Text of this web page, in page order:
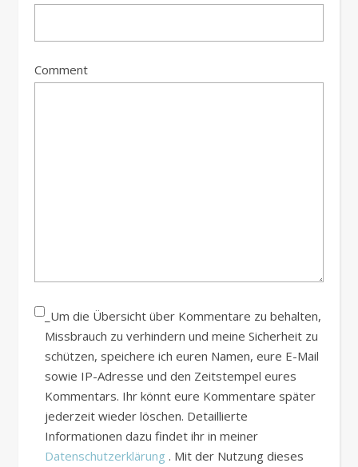
Comment
_Um die Übersicht über Kommentare zu behalten,
Missbrauch zu verhindern und meine Sicherheit zu
schützen, speichere ich euren Namen, eure E-Mail
sowie IP-Adresse und den Zeitstempel eures
Kommentars. Ihr könnt eure Kommentare später
jederzeit wieder löschen. Detaillierte
Informationen dazu findet ihr in meiner
Datenschutzerklärung . Mit der Nutzung dieses